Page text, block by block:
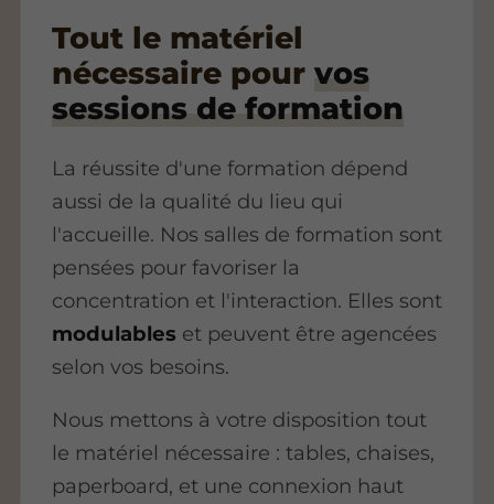
Tout le matériel
nécessaire pour vos
sessions de formation
La réussite d'une formation dépend
aussi de la qualité du lieu qui
l'accueille. Nos salles de formation sont
pensées pour favoriser la
concentration et l'interaction. Elles sont
modulables et peuvent être agencées
selon vos besoins.
Nous mettons à votre disposition tout
le matériel nécessaire : tables, chaises,
paperboard, et une connexion haut